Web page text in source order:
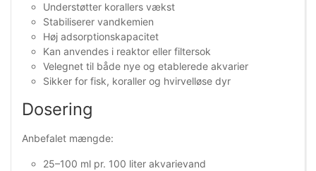
Understøtter korallers vækst
Stabiliserer vandkemien
Høj adsorptionskapacitet
Kan anvendes i reaktor eller filtersok
Velegnet til både nye og etablerede akvarier
Sikker for fisk, koraller og hvirvelløse dyr
Dosering
Anbefalet mængde:
25–100 ml pr. 100 liter akvarievand